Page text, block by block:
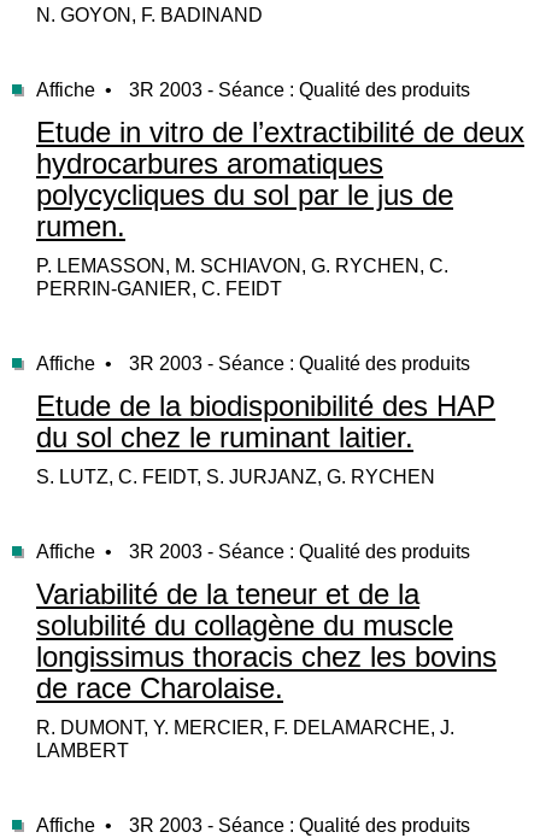
N. GOYON, F. BADINAND
Affiche • 3R 2003 - Séance : Qualité des produits
Etude in vitro de l’extractibilité de deux
hydrocarbures aromatiques
polycycliques du sol par le jus de
rumen.
P. LEMASSON, M. SCHIAVON, G. RYCHEN, C.
PERRIN-GANIER, C. FEIDT
Affiche • 3R 2003 - Séance : Qualité des produits
Etude de la biodisponibilité des HAP
du sol chez le ruminant laitier.
S. LUTZ, C. FEIDT, S. JURJANZ, G. RYCHEN
Affiche • 3R 2003 - Séance : Qualité des produits
Variabilité de la teneur et de la
solubilité du collagène du muscle
longissimus thoracis chez les bovins
de race Charolaise.
R. DUMONT, Y. MERCIER, F. DELAMARCHE, J.
LAMBERT
Affiche • 3R 2003 - Séance : Qualité des produits